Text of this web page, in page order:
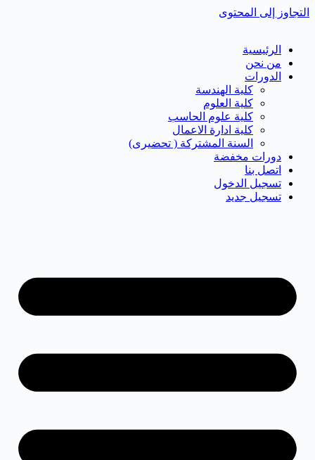
التجاوز إلى المحتوى
الرئيسية
من نحن
الدورات
كلية الهندسة
كلية العلوم
كلية علوم الحاسب
كلية ادارة الاعمال
السنة المشتركة ( تحضيرى)
دورات مخفضة
اتصل بنا
تسجيل الدخول
تسجيل جديد